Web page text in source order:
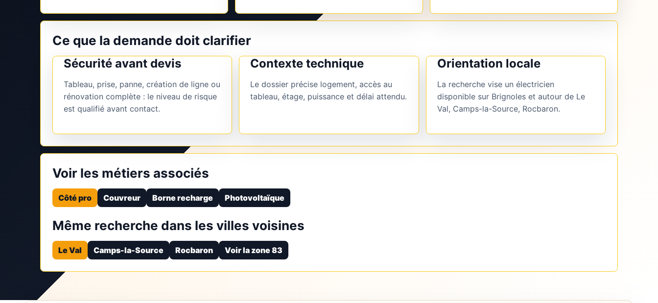
Ce que la demande doit clarifier
Sécurité avant devis
Tableau, prise, panne, création de ligne ou
rénovation complète : le niveau de risque
est qualifié avant contact.
Contexte technique
Le dossier précise logement, accès au
tableau, étage, puissance et délai attendu.
Orientation locale
La recherche vise un électricien
disponible sur Brignoles et autour de Le
Val, Camps-la-Source, Rocbaron.
Voir les métiers associés
Côté pro Couvreur Borne recharge Photovoltaïque
Même recherche dans les villes voisines
Le Val Camps-la-Source Rocbaron Voir la zone 83